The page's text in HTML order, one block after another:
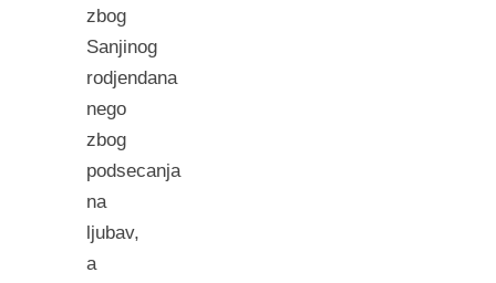
zbog
Sanjinog
rodjendana
nego
zbog
podsecanja
na
ljubav,
a